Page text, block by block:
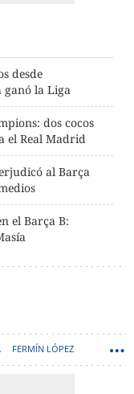
desde
ganó la Liga
dos cocos
el Real Madrid
al Barça
el Barça B:
FERMÍN LÓPEZ